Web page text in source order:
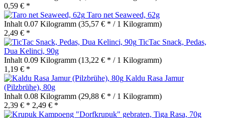
0,59 € *
Taro net Seaweed, 62g
Inhalt 0.07 Kilogramm (35,57 € * / 1 Kilogramm)
2,49 € *
TicTac Snack, Pedas,
Dua Kelinci, 90g
Inhalt 0.09 Kilogramm (13,22 € * / 1 Kilogramm)
1,19 € *
Kaldu Rasa Jamur
(Pilzbrühe), 80g
Inhalt 0.08 Kilogramm (29,88 € * / 1 Kilogramm)
2,39 € * 2,49 € *